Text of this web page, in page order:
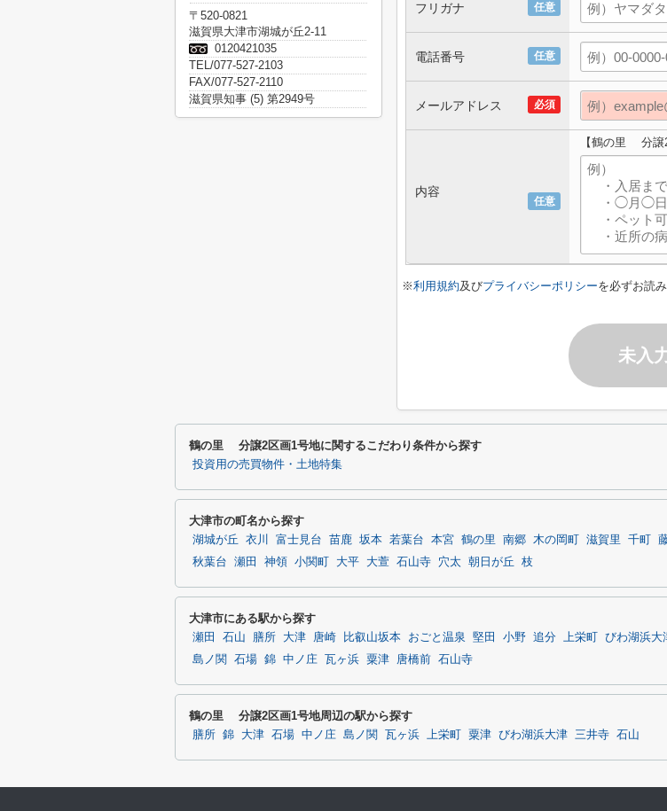
任意
フリガナ
任意
電話番号
必須
メールアドレス
任意
内容
【鶴の里 分譲
※利用規約及びプライバシーポリシーを必ずお読
未入
〒520-0821
滋賀県大津市湖城が丘2-11
0120421035
TEL/077-527-2103
FAX/077-527-2110
滋賀県知事 (5) 第2949号
鶴の里 分譲2区画1号地に関するこだわり条件から探す
投資用の売買物件・土地特集
大津市の町名から探す
湖城が丘 衣川 富士見台 苗鹿 坂本 若葉台 本宮 鶴の里 南郷 木の岡町 滋賀里 千町
秋葉台
瀬田 神領 小関町 大平 大萱 石山寺 穴太 朝日が丘 枝
大津市にある駅から探す
瀬田 石山 膳所 大津 唐崎 比叡山坂本 おごと温泉 堅田 小野 追分 上栄町 びわ湖浜大
島ノ関
石場 錦 中ノ庄 瓦ヶ浜 粟津 唐橋前 石山寺
鶴の里 分譲2区画1号地周辺の駅から探す
膳所 錦 大津 石場 中ノ庄 島ノ関 瓦ヶ浜 上栄町 粟津 びわ湖浜大津 三井寺 石山